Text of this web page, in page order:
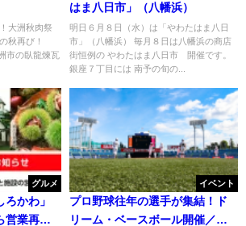
大洲秋肉祭
秋再び！
市の臥龍煉瓦
はま八日市」（八幡浜）
明日６月８日（水）は「やわたはま八日
市」（八幡浜） 毎月８日は八幡浜の商店
街恒例の やわたはま八日市 開催です。
銀座７丁目には 南予の旬の...
グルメ
ろかわ」
業再開
イベント
プロ野球往年の選手が集結！ド
リーム・ベースボール開催／大